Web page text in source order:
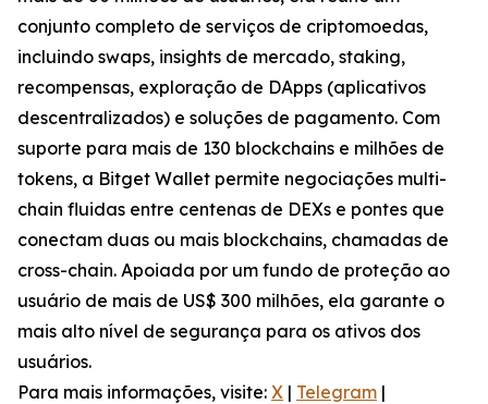
conjunto completo de serviços de criptomoedas,
incluindo swaps, insights de mercado, staking,
recompensas, exploração de DApps (aplicativos
descentralizados) e soluções de pagamento. Com
suporte para mais de 130 blockchains e milhões de
tokens, a Bitget Wallet permite negociações multi-
chain fluidas entre centenas de DEXs e pontes que
conectam duas ou mais blockchains, chamadas de
cross-chain. Apoiada por um fundo de proteção ao
usuário de mais de US$ 300 milhões, ela garante o
mais alto nível de segurança para os ativos dos
usuários.
Para mais informações, visite: X | Telegram |